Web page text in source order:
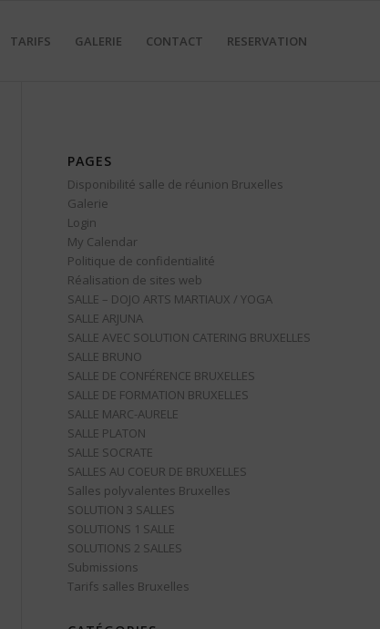
TARIFS GALERIE CONTACT RESERVATION
PAGES
Disponibilité salle de réunion Bruxelles
Galerie
Login
My Calendar
Politique de confidentialité
Réalisation de sites web
SALLE – DOJO ARTS MARTIAUX / YOGA
SALLE ARJUNA
SALLE AVEC SOLUTION CATERING BRUXELLES
SALLE BRUNO
SALLE DE CONFÉRENCE BRUXELLES
SALLE DE FORMATION BRUXELLES
SALLE MARC-AURELE
SALLE PLATON
SALLE SOCRATE
SALLES AU COEUR DE BRUXELLES
Salles polyvalentes Bruxelles
SOLUTION 3 SALLES
SOLUTIONS 1 SALLE
SOLUTIONS 2 SALLES
Submissions
Tarifs salles Bruxelles